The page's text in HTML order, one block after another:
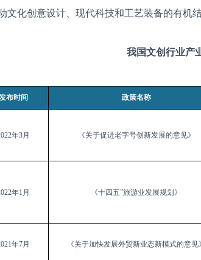
文化创意设计、现代科技和工艺装备的有机
我国文创行业产
布时间 政策名称
年3月 《关于促进老字号创新发展的意见》
年1 月 《十四五”旅游业发展规划》
年7月 《关于加快发展外贸新业态新模式的意见